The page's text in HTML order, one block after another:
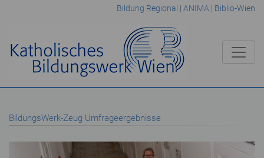
Bildung Regional | ANIMA | Biblio-Wien
BildungsWerk-Zeug Umfrageergebnisse